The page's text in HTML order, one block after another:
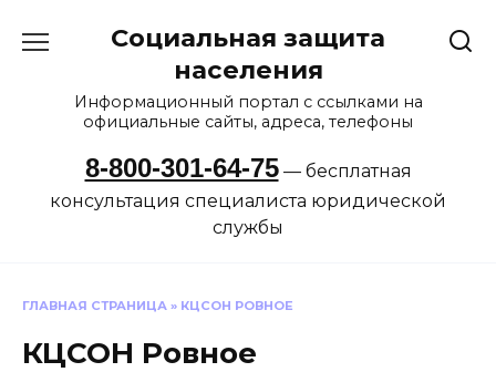
Социальная защита
населения
Информационный портал с ссылками на
официальные сайты, адреса, телефоны
8-800-301-64-75— бесплатная
консультация специалиста юридической
службы
ГЛАВНАЯ СТРАНИЦА » КЦСОН РОВНОЕ
КЦСОН Ровное